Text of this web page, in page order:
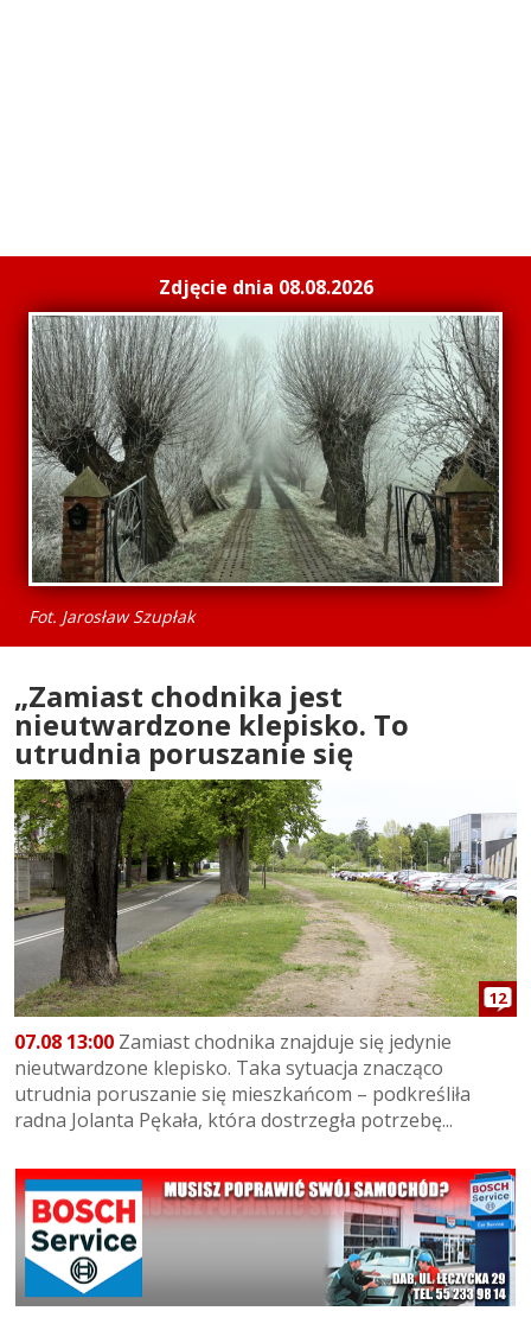
Zdjęcie dnia 08.08.2026
Fot. Jarosław Szupłak
„Zamiast chodnika jest
nieutwardzone klepisko. To
utrudnia poruszanie się
12
07.08 13:00 Zamiast chodnika znajduje się jedynie
nieutwardzone klepisko. Taka sytuacja znacząco
utrudnia poruszanie się mieszkańcom – podkreśliła
radna Jolanta Pękała, która dostrzegła potrzebę...